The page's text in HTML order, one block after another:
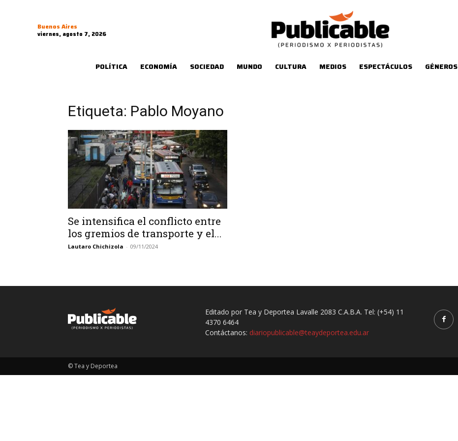
Buenos Aires
viernes, agosto 7, 2026
POLÍTICA ECONOMÍA SOCIEDAD MUNDO CULTURA MEDIOS ESPECTÁCULOS GÉNEROS
Etiqueta: Pablo Moyano
Se intensifica el conflicto entre
los gremios de transporte y el...
Lautaro Chichizola - 09/11/2024
Editado por Tea y Deportea Lavalle 2083 C.A.B.A. Tel: (+54) 11
4370 6464
Contáctanos: diariopublicable@teaydeportea.edu.ar
© Tea y Deportea